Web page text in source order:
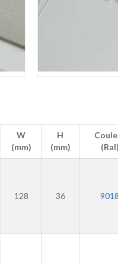
W
(mm)
H
(mm)
(Ral)
128 36 9018